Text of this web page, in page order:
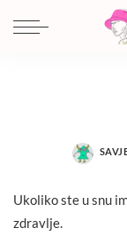
Ukoliko ste u snu
zdravlje.